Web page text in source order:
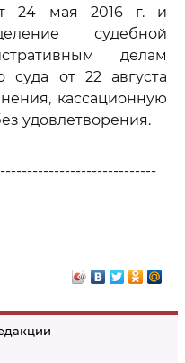
24 мая 2016 г. и
судебной
делам
суда от 22 августа
кассационную
удовлетворения.